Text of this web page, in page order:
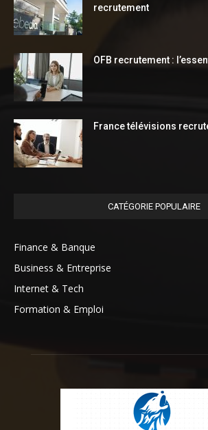
recrutement
OFB recrutement :
France télévisions
CATÉGORIE POPULAIRE
Finance & Banque
Business & Entreprise
Internet & Tech
Formation & Emploi